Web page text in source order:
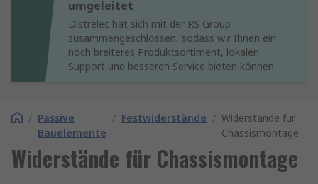
umgeleitet
Distrelec hat sich mit der RS Group
zusammengeschlossen, sodass wir Ihnen ein
noch breiteres Produktsortiment, lokalen
Support und besseren Service bieten können.
/ Passive
Bauelemente
/ Festwiderstände / Widerstände für
Chassismontage
Widerstände für Chassismontage